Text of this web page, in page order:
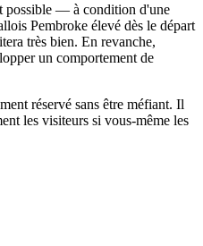
possible — à condition d'une
Pembroke élevé dès le départ
très bien. En revanche,
un comportement de
réservé sans être méfiant. Il
les visiteurs si vous-même les